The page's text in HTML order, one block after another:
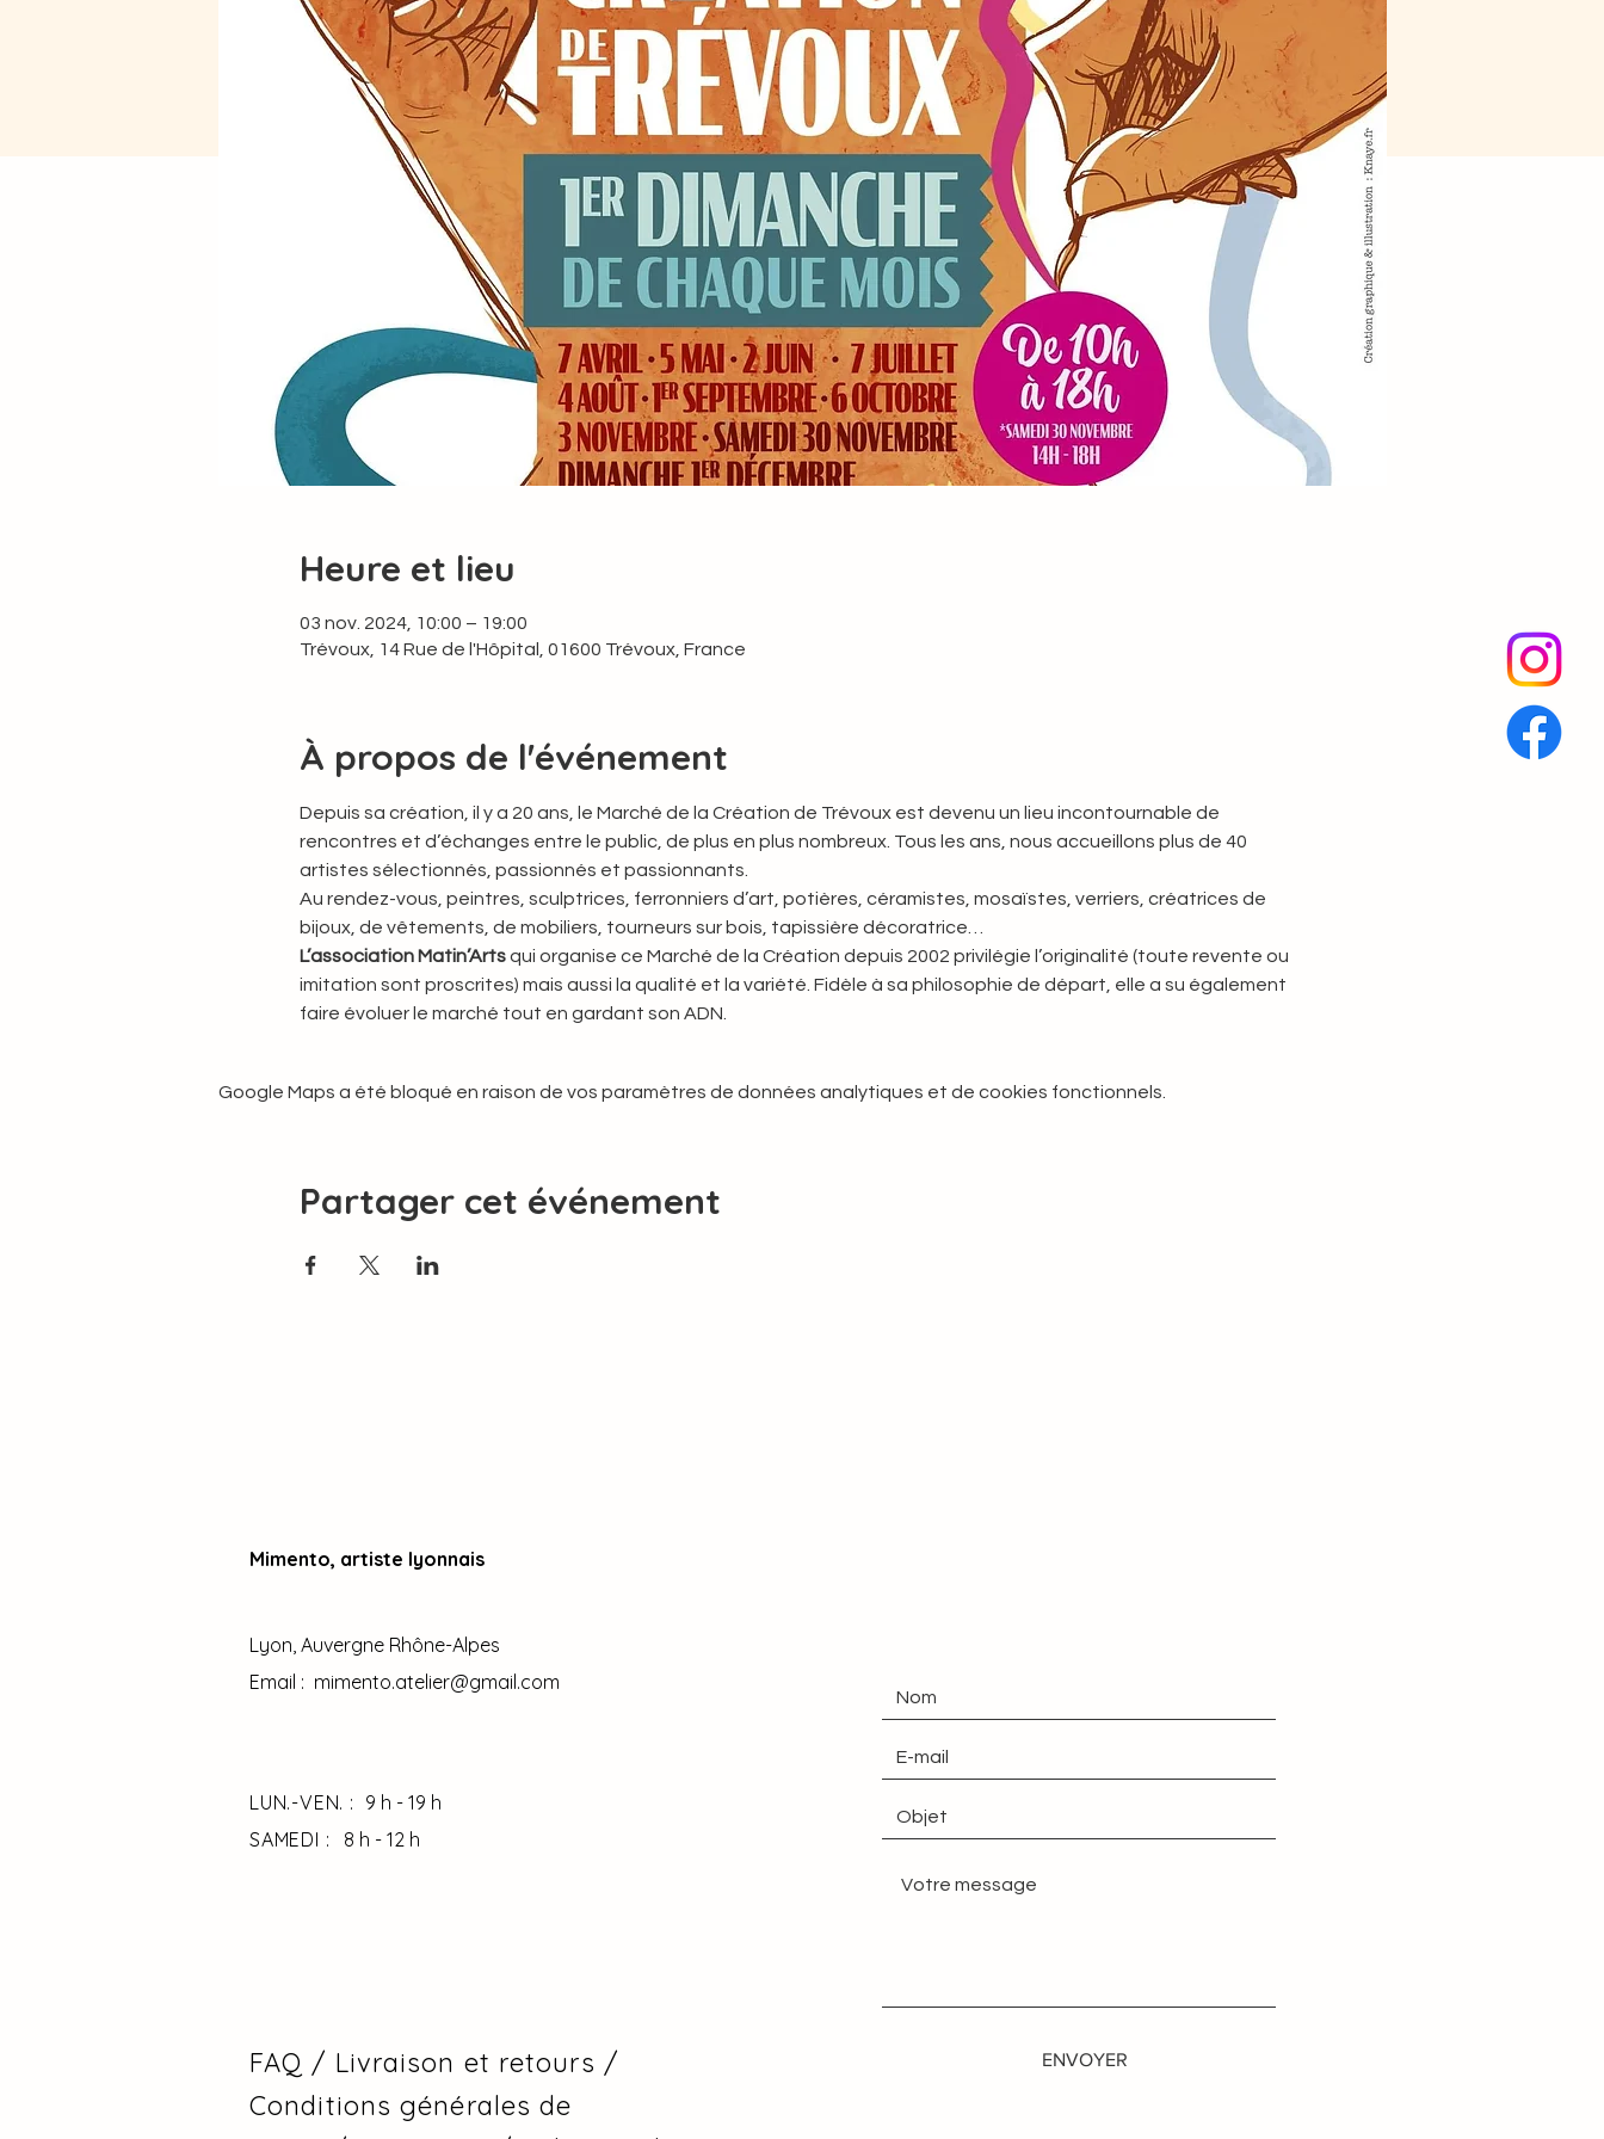
Heure et lieu
03 nov. 2024, 10:00 – 19:00
Trévoux, 14 Rue de l'Hôpital, 01600 Trévoux, France
À propos de l'événement
Depuis sa création, il y a 20 ans, le Marché de la Création de Trévoux est devenu un lieu incontournable de
rencontres et d’échanges entre le public, de plus en plus nombreux. Tous les ans, nous accueillons plus de 40
artistes sélectionnés, passionnés et passionnants.
Au rendez-vous, peintres, sculptrices, ferronniers d’art, potières, céramistes, mosaïstes, verriers, créatrices de
bijoux, de vêtements, de mobiliers, tourneurs sur bois, tapissière décoratrice…
L’association Matin’Arts qui organise ce Marché de la Création depuis 2002 privilégie l’originalité (toute revente ou
imitation sont proscrites) mais aussi la qualité et la variété. Fidèle à sa philosophie de départ, elle a su également
faire évoluer le marché tout en gardant son ADN.
Google Maps a été bloqué en raison de vos paramètres de données analytiques et de cookies fonctionnels.
Partager cet événement
Mimento, artiste lyonnais
Lyon, Auvergne Rhône-Alpes
Email : mimento.atelier@gmail.com
LUN.-VEN. : 9 h - 19 h
SAMEDI : 8 h - 12 h
FAQ / Livraison et retours /
Conditions générales de
ENVOYER